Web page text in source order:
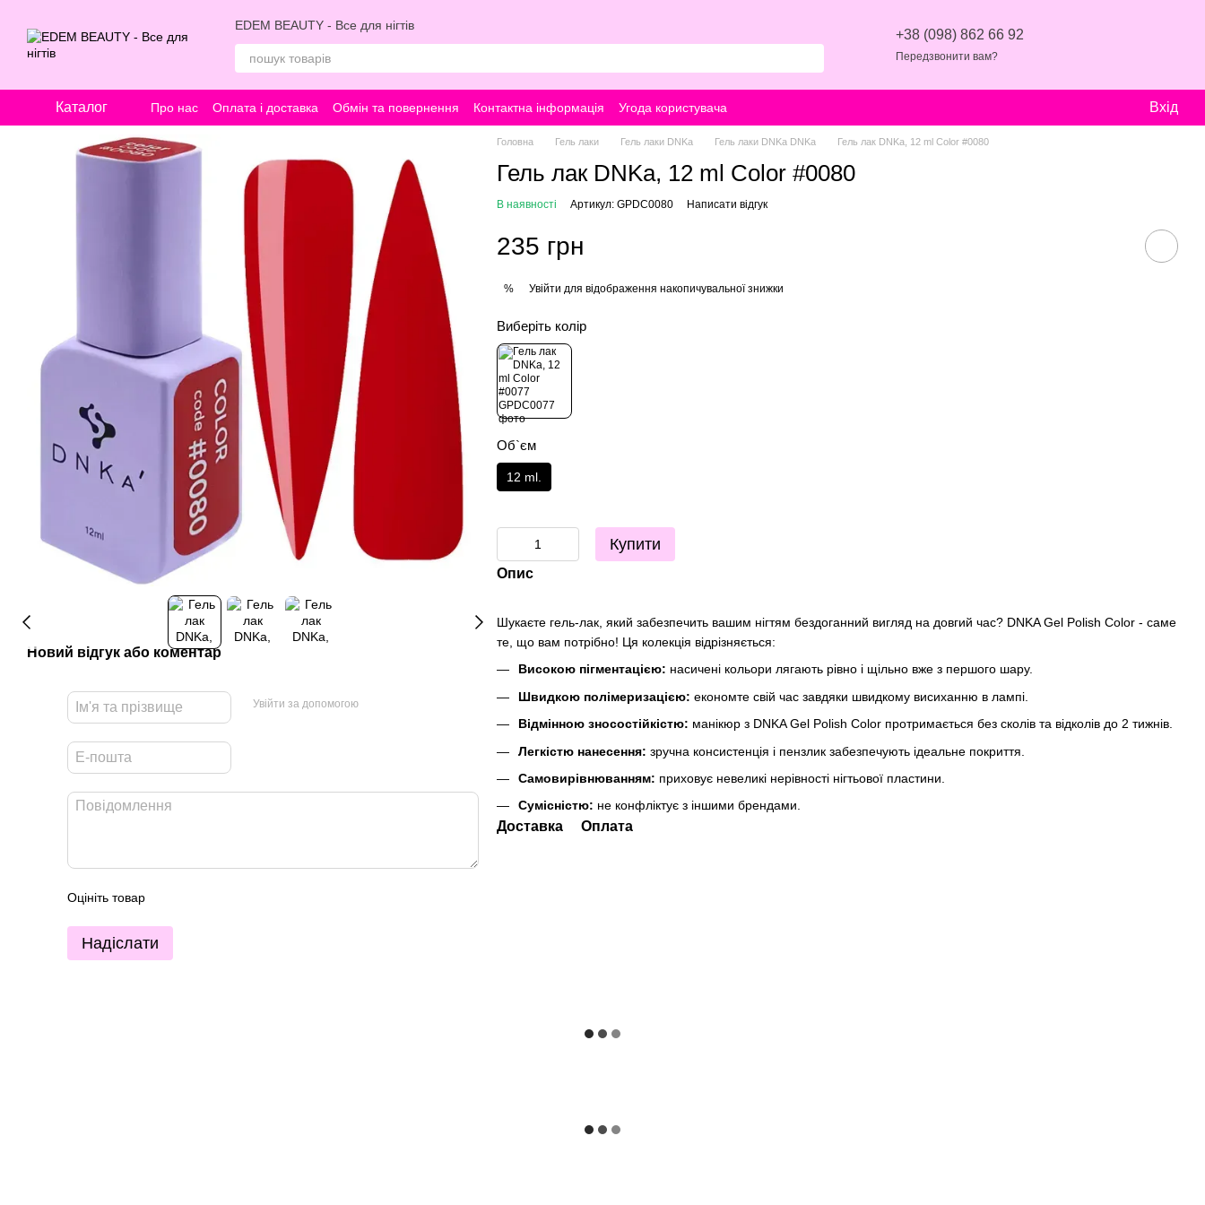
EDEM BEAUTY - Все для нігтів
+38 (098) 862 66 92
Передзвонити вам?
Каталог Про нас Оплата і доставка Обмін та повернення Контактна інформація Угода користувача Вхід
Новий відгук або коментар
Увійти за допомогою
Оцініть товар
Надіслати
Головна Гель лаки Гель лаки DNKa Гель лаки DNKa DNKa Гель лак DNKa, 12 ml Color #0080
Гель лак DNKa, 12 ml Color #0080
В наявності Артикул: GPDC0080 Написати відгук
235 грн
% Увійти для відображення накопичувальної знижки
Виберіть колір
Об`єм
12 ml.
Купити
Опис
Шукаєте гель-лак, який забезпечить вашим нігтям бездоганний вигляд на довгий час? DNKA Gel Polish Color - саме
те, що вам потрібно! Ця колекція відрізняється:
Високою пігментацією: насичені кольори лягають рівно і щільно вже з першого шару.
Швидкою полімеризацією: економте свій час завдяки швидкому висиханню в лампі.
Відмінною зносостійкістю: манікюр з DNKA Gel Polish Color протримається без сколів та відколів до 2 тижнів.
Легкістю нанесення: зручна консистенція і пензлик забезпечують ідеальне покриття.
Самовирівнюванням: приховує невеликі нерівності нігтьової пластини.
Сумісністю: не конфліктує з іншими брендами.
Доставка Оплата